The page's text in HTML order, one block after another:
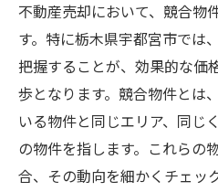
市場の理解
宇都宮市市場の基
市場動向の把握と
売却プロセスの全
地域の不動産エー
市場に合わせた売
不動産売却において、競合物
す。特に栃木県宇都宮市では
把握することが、効果的な価
歩となります。競合物件とは
いる物件と同じエリア、同じ
の物件を指します。これらの
合、その動向を細かくチェッ